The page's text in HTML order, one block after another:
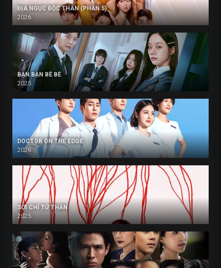
ĐỊA NGỤC ĐỘC THÂN (PHẦN 5)
2026
BẠN BẠN BÈ BÈ
2025
DOCTOR ON THE EDGE
2026
SỢI CHỈ TỬ THẦN
2025